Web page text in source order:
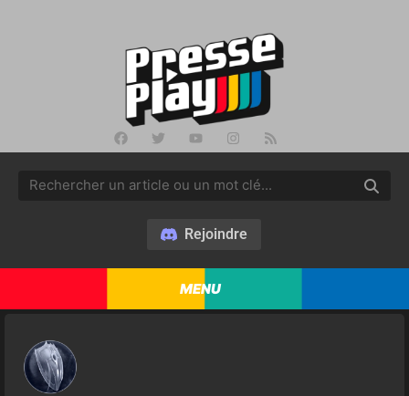
Rejoindre
MENU